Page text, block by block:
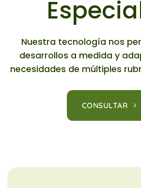
Nuestra tecnología nos
desarrollos a medida y
necesidades de múltiples
CONSULTAR